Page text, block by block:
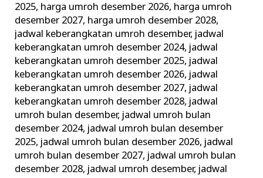
2025, harga umroh desember 2026, harga umroh
desember 2027, harga umroh desember 2028,
jadwal keberangkatan umroh desember, jadwal
keberangkatan umroh desember 2024, jadwal
keberangkatan umroh desember 2025, jadwal
keberangkatan umroh desember 2026, jadwal
keberangkatan umroh desember 2027, jadwal
keberangkatan umroh desember 2028, jadwal
umroh bulan desember, jadwal umroh bulan
desember 2024, jadwal umroh bulan desember
2025, jadwal umroh bulan desember 2026, jadwal
umroh bulan desember 2027, jadwal umroh bulan
desember 2028, jadwal umroh desember, jadwal